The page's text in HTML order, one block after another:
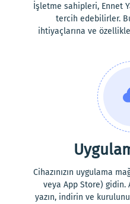
İşletme sahipleri, Ennet
tercih edebilirler.
ihtiyaçlarına ve
Cihazınızın uygulama
veya App Store) gidin.
yazın, indirin ve